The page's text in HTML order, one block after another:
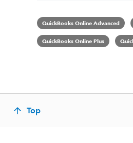
QuickBooks Online Advanced
QuickBooks Online Plus
Top